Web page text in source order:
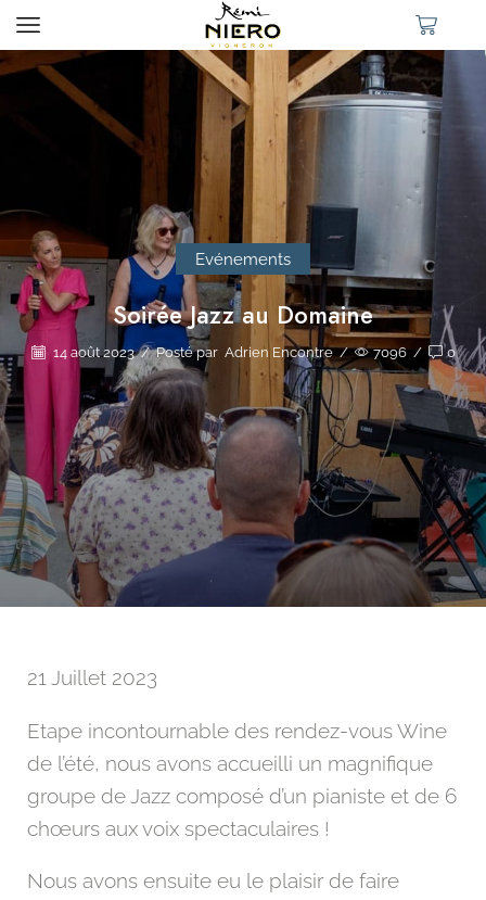
Evénements
Soirée Jazz au Domaine
14 août 2023 / Posté par Adrien Encontre / 7096 / 0
21 Juillet 2023
Etape incontournable des rendez-vous Wine
de l’été, nous avons accueilli un magnifique
groupe de Jazz composé d’un pianiste et de 6
chœurs aux voix spectaculaires !
Nous avons ensuite eu le plaisir de faire